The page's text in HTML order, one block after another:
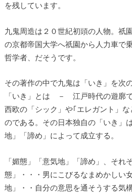
を残しています。
九鬼周造は２０世紀初頭の人物。祇
の京都帝国大学へ祇園から人力車で
哲学者、だそうです。
その著作の中で九鬼は「いき」を次
「いき」とは － 江戸時代の遊廓で
西欧の「シック」や｢エレガント」
のである。その日本独自の「いき
地」「諦め」によって成立する。
「媚態」「意気地」「諦め」、それ
態」・・・男にこびるなまめかしい
地」・・自分の意思を通そうする気